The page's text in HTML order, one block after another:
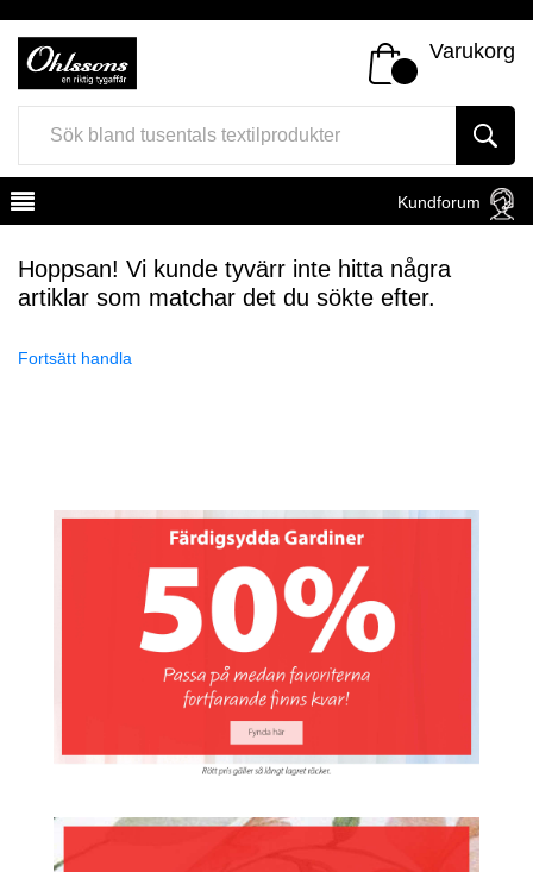
Varukorg
Kundforum
Hoppsan! Vi kunde tyvärr inte hitta några
artiklar som matchar det du sökte efter.
Fortsätt handla